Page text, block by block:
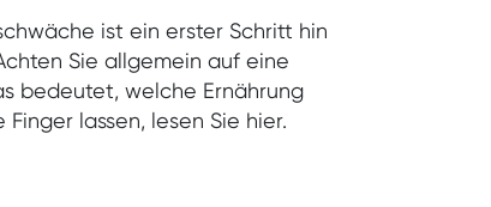
ist ein erster Schritt hin
Sie allgemein auf eine
bedeutet, welche Ernährung
lassen, lesen Sie hier.